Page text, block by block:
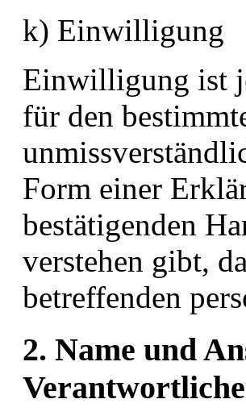
k) Einwilligung
Einwilligung ist
für den
Form einer
bestätigenden
verstehen gibt,
betreffenden
2. Name und